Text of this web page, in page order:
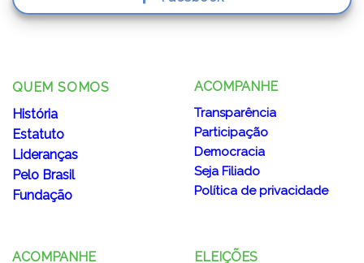
QUEM SOMOS
História
Estatuto
Lideranças
Pelo Brasil
ACOMPANHE
Transparência
Participação
Democracia
Seja Filiado